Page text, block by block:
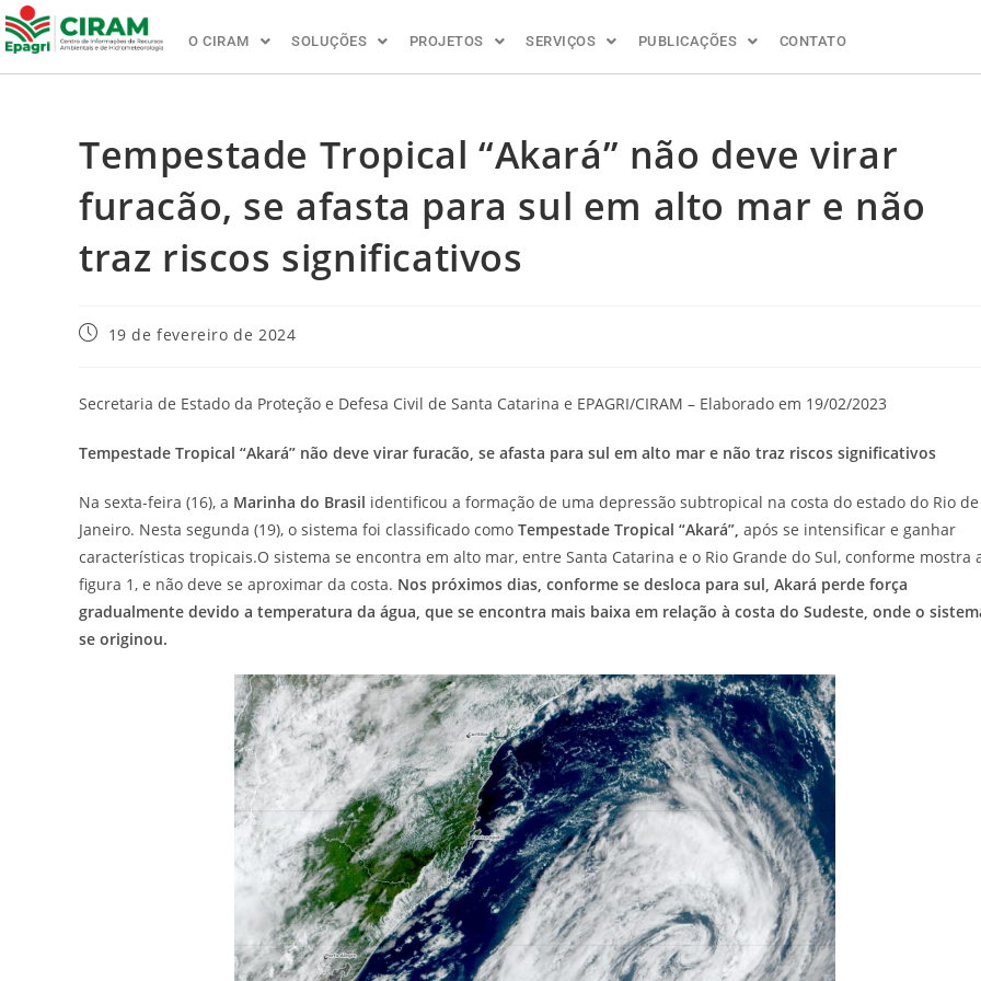
O CIRAM SOLUÇÕES PROJETOS SERVIÇOS PUBLICAÇÕES CONTATO
Tempestade Tropical “Akará” não deve virar
furacão, se afasta para sul em alto mar e não
traz riscos significativos
19 de fevereiro de 2024
Secretaria de Estado da Proteção e Defesa Civil de Santa Catarina e EPAGRI/CIRAM – Elaborado em 19/02/2023
Tempestade Tropical “Akará” não deve virar furacão, se afasta para sul em alto mar e não traz riscos significativos
Na sexta-feira (16), a Marinha do Brasil identificou a formação de uma depressão subtropical na costa do estado do Rio de
Janeiro. Nesta segunda (19), o sistema foi classificado como Tempestade Tropical “Akará”, após se intensificar e ganhar
características tropicais.O sistema se encontra em alto mar, entre Santa Catarina e o Rio Grande do Sul, conforme mostra
figura 1, e não deve se aproximar da costa. Nos próximos dias, conforme se desloca para sul, Akará perde força
gradualmente devido a temperatura da água, que se encontra mais baixa em relação à costa do Sudeste, onde o
se originou.